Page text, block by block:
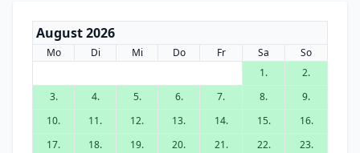
August 2026
Mo Di Mi Do Fr Sa
So
1.
2.
3.
4. 5. 6. 7. 8.
9.
10.
11. 12. 13. 14. 15.
16.
17.
18. 19. 20. 21. 22.
23.